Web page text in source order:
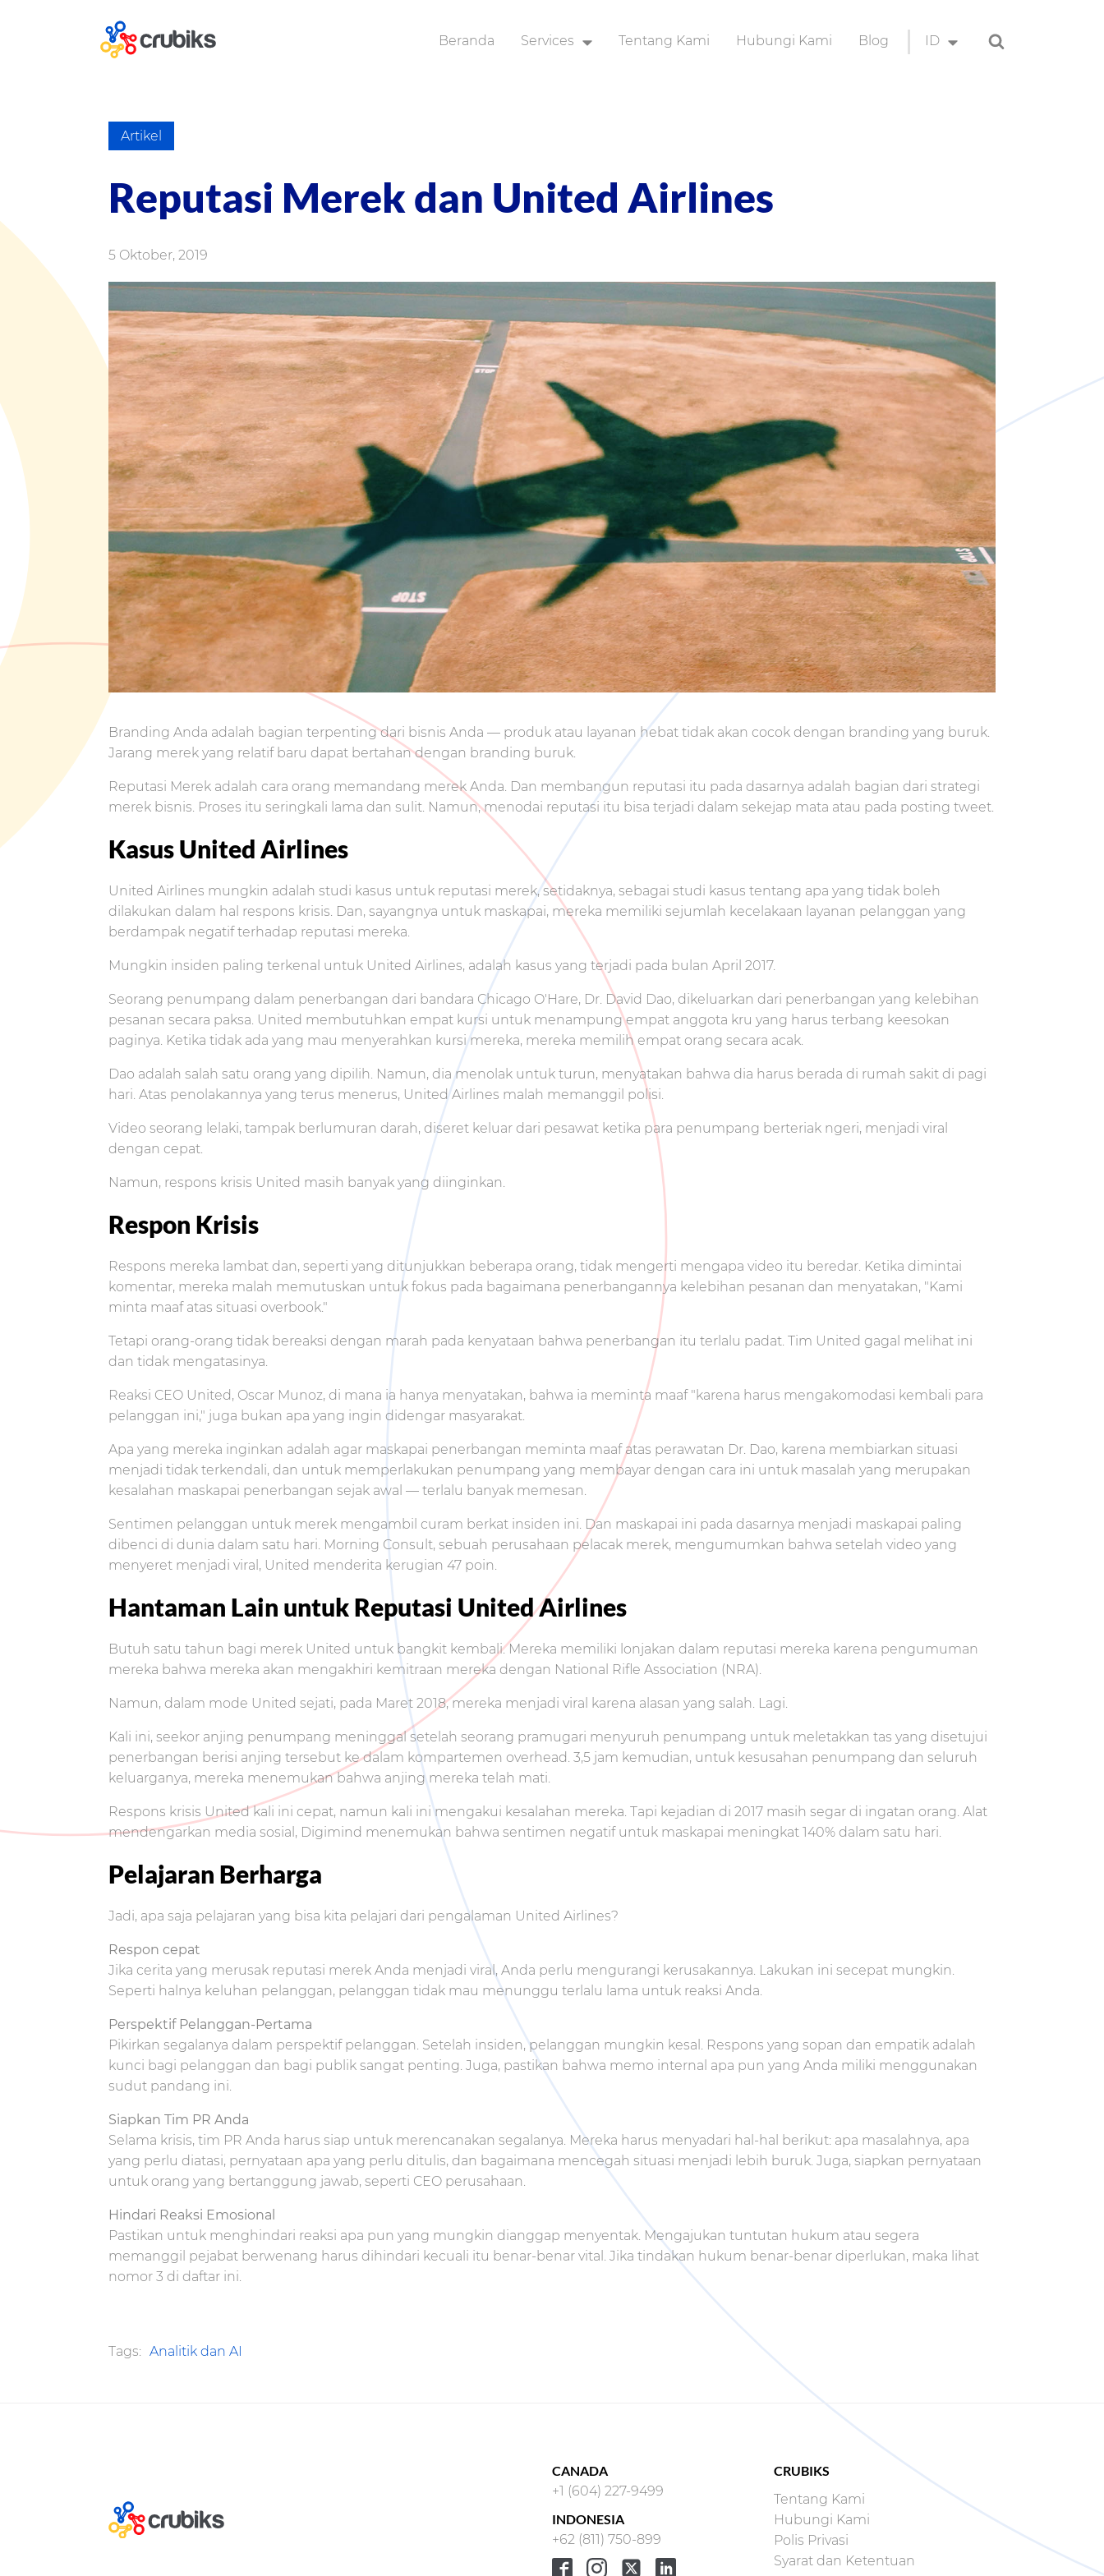
Beranda Services
Analitik dan AI
Layanan Konsumen
Sekuriti Siber
Tentang Kami Hubungi Kami Blog ID Search
Artikel
Reputasi Merek dan United Airlines
5 Oktober, 2019
Branding Anda adalah bagian terpenting dari bisnis Anda — produk atau layanan hebat tidak akan cocok dengan branding yang buruk.
Jarang merek yang relatif baru dapat bertahan dengan branding buruk.
Reputasi Merek adalah cara orang memandang merek Anda. Dan membangun reputasi itu pada dasarnya adalah bagian dari strategi
merek bisnis. Proses itu seringkali lama dan sulit. Namun, menodai reputasi itu bisa terjadi dalam sekejap mata atau pada posting tweet.
Kasus United Airlines
United Airlines mungkin adalah studi kasus untuk reputasi merek, setidaknya, sebagai studi kasus tentang apa yang tidak boleh
dilakukan dalam hal respons krisis. Dan, sayangnya untuk maskapai, mereka memiliki sejumlah kecelakaan layanan pelanggan yang
berdampak negatif terhadap reputasi mereka.
Mungkin insiden paling terkenal untuk United Airlines, adalah kasus yang terjadi pada bulan April 2017.
Seorang penumpang dalam penerbangan dari bandara Chicago O'Hare, Dr. David Dao, dikeluarkan dari penerbangan yang kelebihan
pesanan secara paksa. United membutuhkan empat kursi untuk menampung empat anggota kru yang harus terbang keesokan
paginya. Ketika tidak ada yang mau menyerahkan kursi mereka, mereka memilih empat orang secara acak.
Dao adalah salah satu orang yang dipilih. Namun, dia menolak untuk turun, menyatakan bahwa dia harus berada di rumah sakit di pagi
hari. Atas penolakannya yang terus menerus, United Airlines malah memanggil polisi.
Video seorang lelaki, tampak berlumuran darah, diseret keluar dari pesawat ketika para penumpang berteriak ngeri, menjadi viral
dengan cepat.
Namun, respons krisis United masih banyak yang diinginkan.
Respon Krisis
Respons mereka lambat dan, seperti yang ditunjukkan beberapa orang, tidak mengerti mengapa video itu beredar. Ketika dimintai
komentar, mereka malah memutuskan untuk fokus pada bagaimana penerbangannya kelebihan pesanan dan menyatakan, "Kami
minta maaf atas situasi overbook."
Tetapi orang-orang tidak bereaksi dengan marah pada kenyataan bahwa penerbangan itu terlalu padat. Tim United gagal melihat ini
dan tidak mengatasinya.
Reaksi CEO United, Oscar Munoz, di mana ia hanya menyatakan, bahwa ia meminta maaf "karena harus mengakomodasi kembali para
pelanggan ini," juga bukan apa yang ingin didengar masyarakat.
Apa yang mereka inginkan adalah agar maskapai penerbangan meminta maaf atas perawatan Dr. Dao, karena membiarkan situasi
menjadi tidak terkendali, dan untuk memperlakukan penumpang yang membayar dengan cara ini untuk masalah yang merupakan
kesalahan maskapai penerbangan sejak awal — terlalu banyak memesan.
Sentimen pelanggan untuk merek mengambil curam berkat insiden ini. Dan maskapai ini pada dasarnya menjadi maskapai paling
dibenci di dunia dalam satu hari. Morning Consult, sebuah perusahaan pelacak merek, mengumumkan bahwa setelah video yang
menyeret menjadi viral, United menderita kerugian 47 poin.
Hantaman Lain untuk Reputasi United Airlines
Butuh satu tahun bagi merek United untuk bangkit kembali. Mereka memiliki lonjakan dalam reputasi mereka karena pengumuman
mereka bahwa mereka akan mengakhiri kemitraan mereka dengan National Rifle Association (NRA).
Namun, dalam mode United sejati, pada Maret 2018, mereka menjadi viral karena alasan yang salah. Lagi.
Kali ini, seekor anjing penumpang meninggal setelah seorang pramugari menyuruh penumpang untuk meletakkan tas yang disetujui
penerbangan berisi anjing tersebut ke dalam kompartemen overhead. 3,5 jam kemudian, untuk kesusahan penumpang dan seluruh
keluarganya, mereka menemukan bahwa anjing mereka telah mati.
Respons krisis United kali ini cepat, namun kali ini mengakui kesalahan mereka. Tapi kejadian di 2017 masih segar di ingatan orang. Alat
mendengarkan media sosial, Digimind menemukan bahwa sentimen negatif untuk maskapai meningkat 140% dalam satu hari.
Pelajaran Berharga
Jadi, apa saja pelajaran yang bisa kita pelajari dari pengalaman United Airlines?
Respon cepat
Jika cerita yang merusak reputasi merek Anda menjadi viral, Anda perlu mengurangi kerusakannya. Lakukan ini secepat mungkin.
Seperti halnya keluhan pelanggan, pelanggan tidak mau menunggu terlalu lama untuk reaksi Anda.
Perspektif Pelanggan-Pertama
Pikirkan segalanya dalam perspektif pelanggan. Setelah insiden, pelanggan mungkin kesal. Respons yang sopan dan empatik adalah
kunci bagi pelanggan dan bagi publik sangat penting. Juga, pastikan bahwa memo internal apa pun yang Anda miliki menggunakan
sudut pandang ini.
Siapkan Tim PR Anda
Selama krisis, tim PR Anda harus siap untuk merencanakan segalanya. Mereka harus menyadari hal-hal berikut: apa masalahnya, apa
yang perlu diatasi, pernyataan apa yang perlu ditulis, dan bagaimana mencegah situasi menjadi lebih buruk. Juga, siapkan pernyataan
untuk orang yang bertanggung jawab, seperti CEO perusahaan.
Hindari Reaksi Emosional
Pastikan untuk menghindari reaksi apa pun yang mungkin dianggap menyentak. Mengajukan tuntutan hukum atau segera
memanggil pejabat berwenang harus dihindari kecuali itu benar-benar vital. Jika tindakan hukum benar-benar diperlukan, maka lihat
nomor 3 di daftar ini.
Tags: Analitik dan AI
CANADA
+1 (604) 227-9499
INDONESIA
+62 (811) 750-899
CRUBIKS
Tentang Kami
Hubungi Kami
Polis Privasi
Syarat dan Ketentuan